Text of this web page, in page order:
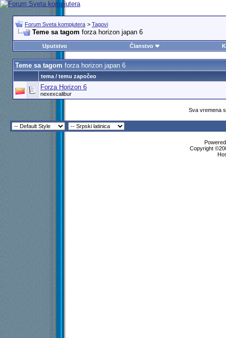
Forum Sveta kompjutera > Tagovi
Teme sa tagom forza horizon japan 6
Uputstvo Članstvo
Teme sa tagom forza horizon japan 6
tema / temu započeo
Forza Horizon 6
nexexcalibur
Sva vremena
Copyright